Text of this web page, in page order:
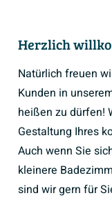
Herzlich
Natürlich freuen
Kunden in
heißen zu dürfen!
Gestaltung Ihres
Auch wenn Sie
kleinere
sind wir gern für